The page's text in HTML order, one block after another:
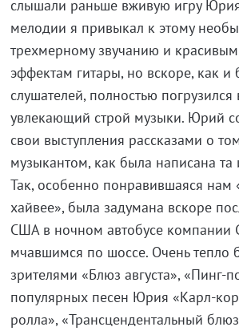
слышали раньше вживую игру
мелодии я привыкал к этому
трехмерному звучанию и красивым
эффектам гитары, но вскоре, как и
слушателей, полностью
увлекающий строй музыки. Юрий
свои выступления рассказами о
музыкантом, как была написана та
Так, особенно понравившаяся нам
хайвее», была задумана вскоре
США в ночном автобусе компании
мчавшимся по шоссе. Очень тепло
зрителями «Блюз августа», «Пинг-
популярных песен Юрия «Карл-
ролла», «Трансцендентальный